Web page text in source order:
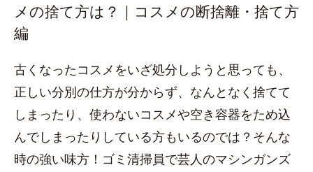
メの捨て方は？｜コスメの断捨離・捨て方
編
古くなったコスメをいざ処分しようと思っても、
正しい分別の仕方が分からず、なんとなく捨てて
しまったり、使わないコスメや空き容器をため込
んでしまったりしている方もいるのでは？そんな
時の強い味方！ゴミ清掃員で芸人のマシンガンズ